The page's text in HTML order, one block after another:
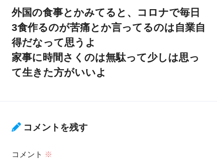
外国の食事とかみてると、コロナで毎日
3食作るのが苦痛とか言ってるのは自業自
得だなって思うよ
家事に時間さくのは無駄って少しは思っ
て生きた方がいいよ
コメントを残す
コメント ※